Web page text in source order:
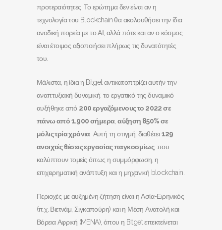
προτεραιότητες. Το ερώτημα δεν είναι αν η
τεχνολογία του Blockchain θα ακολουθήσει την ίδια
ανοδική πορεία με το ΑΙ, αλλά πότε και αν ο κόσμος
είναι έτοιμος αξιοποιήσει πλήρως τις δυνατότητές
του.
Μάλιστα, η ίδια η Bitget αντικατοπτρίζει αυτήν την
αναπτυξιακή δυναμική: το εργατικό της δυναμικό
αυξήθηκε από 200 εργαζόμενους το 2022 σε
πάνω από 1.900 σήμερα,αύξηση 850% σε
μόλις τρία χρόνια. Αυτή τη στιγμή, διαθέτει 129
ανοιχτές θέσεις εργασίας παγκοσμίως, που
καλύπτουν τομείς όπως η συμμόρφωση, η
επιχειρηματική ανάπτυξη και η μηχανική blockchain.
Περιοχές με αυξημένη ζήτηση είναι η Ασία-Ειρηνικός
(π.χ. Βιετνάμ, Σιγκαπούρη) και η Μέση Ανατολή και
Βόρεια Αφρική (MENA), όπου η Bitget επεκτείνεται